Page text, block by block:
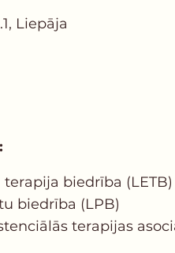
Liepāja
biedrība (LETB)
biedrība (LPB)
terapijas